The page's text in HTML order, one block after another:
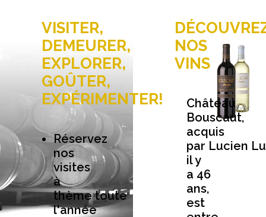
VISITER,
DEMEURER,
EXPLORER,
GOÛTER,
EXPÉRIMENTER!
Réservez
nos
visites
à
thème toute
l'année
NOS
VINS
Château
Bouscaut,
acquis
par Lucien
il y
a 46
ans,
est